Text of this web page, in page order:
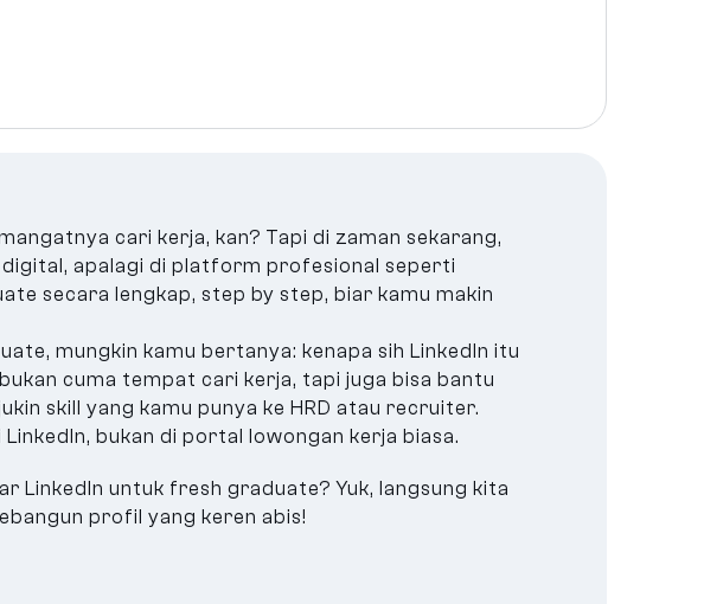
cari kerja, kan? Tapi di zaman sekarang,
digital, apalagi di platform profesional seperti
secara lengkap, step by step, biar kamu makin
mungkin kamu bertanya: kenapa sih LinkedIn itu
cuma tempat cari kerja, tapi juga bisa bantu
skill yang kamu punya ke HRD atau recruiter.
bukan di portal lowongan kerja biasa.
LinkedIn untuk fresh graduate? Yuk, langsung kita
profil yang keren abis!